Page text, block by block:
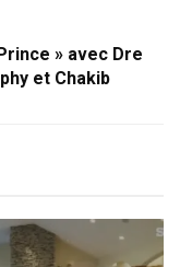
» avec Dre
et Chakib